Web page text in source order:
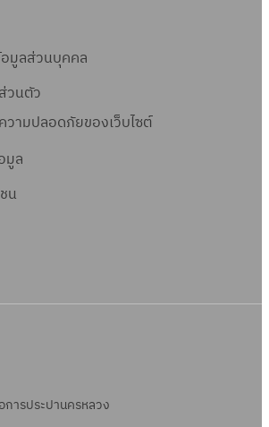
มูลส่วนบุคคล
วนตัว
วามปลอดภัยของเว็บไซต์
มูล
น
ารประปานครหลวง